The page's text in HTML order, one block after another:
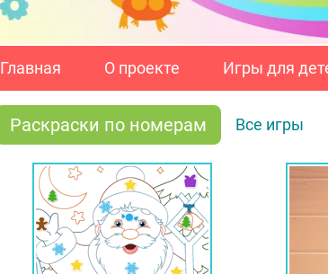
Главная О проекте Игры для
Раскраски по номерам Все игры